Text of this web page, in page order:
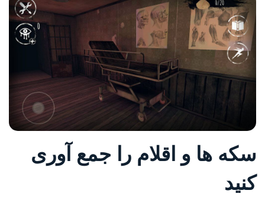
سکه ها و اقلام را جمع آوری
کنید